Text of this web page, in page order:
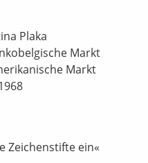
Plaka
Markt
Markt
Zeichenstifte ein«